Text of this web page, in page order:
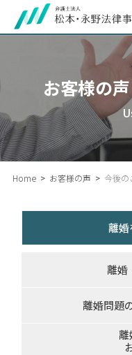
お客様の
Home > お客様の声 > 今後の
離
離婚
離婚問題